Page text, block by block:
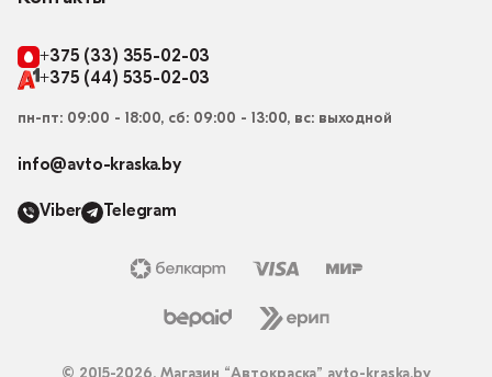
+375 (33) 355-02-03
+375 (44) 535-02-03
пн-пт: 09:00 - 18:00, сб: 09:00 - 13:00, вс: выходной
info@avto-kraska.by
Viber Telegram
© 2015-2026, Магазин “Автокраска” avto-kraska.by